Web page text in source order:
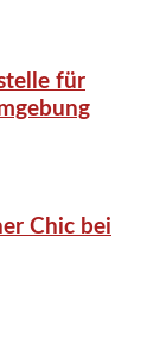
für
Chic bei